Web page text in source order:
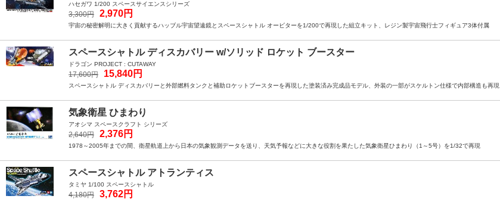
ハセガワ 1/200 スペースサイエンスシリーズ
3,300円 2,970円
宇宙の秘密解明に大きく貢献するハッブル宇宙望遠鏡とスペースシャトル オービターを1/200で再現した組立キット、レジン製宇宙飛行士フィギュア3体付属
スペースシャトル ディスカバリー w/ソリッド ロケット ブースター
ドラゴン PROJECT : CUTAWAY
17,600円 15,840円
スペースシャトル ディスカバリーと外部燃料タンクと補助ロケットブースターを再現した塗装済み完成品モデル、外装の一部がスケルトン仕様で内部構造も再現
気象衛星 ひまわり
アオシマ スペースクラフト シリーズ
2,640円 2,376円
1978～2005年までの間、衛星軌道上から日本の気象観測データを送り、天気予報などに大きな役割を果たした気象衛星ひまわり（1～5号）を1/32で再現
スペースシャトル アトランティス
タミヤ 1/100 スペースシャトル
4,180円 3,762円